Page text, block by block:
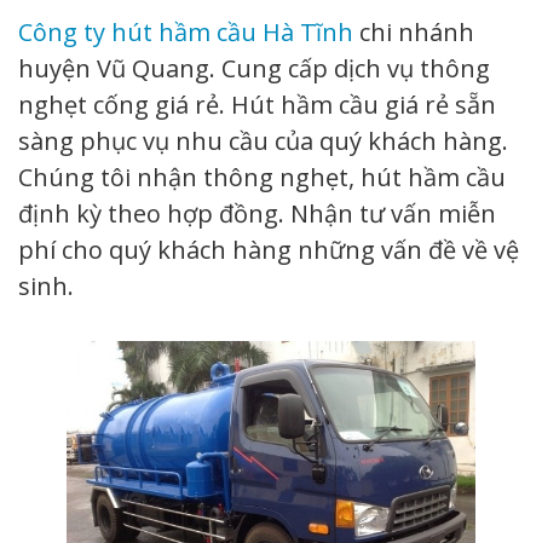
Công ty hút hầm cầu Hà Tĩnh chi nhánh
huyện Vũ Quang. Cung cấp dịch vụ thông
nghẹt cống giá rẻ. Hút hầm cầu giá rẻ sẵn
sàng phục vụ nhu cầu của quý khách hàng.
Chúng tôi nhận thông nghẹt, hút hầm cầu
định kỳ theo hợp đồng. Nhận tư vấn miễn
phí cho quý khách hàng những vấn đề về vệ
sinh.